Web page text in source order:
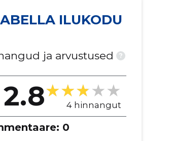
ILUKODU
ja arvustused ?
2.8 4 hinnangut
0